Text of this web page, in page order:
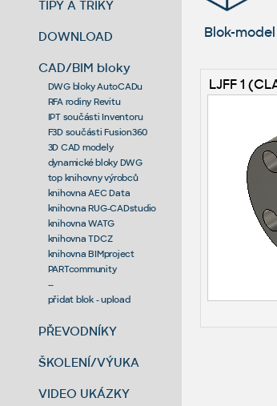
TIPY A TRIKY
DOWNLOAD
CAD/BIM bloky
DWG bloky AutoCADu
RFA rodiny Revitu
IPT součásti Inventoru
F3D součásti Fusion360
3D CAD modely
dynamické bloky DWG
top knihovny výrobců
knihovna AEC Data
knihovna RUG-CADstudio
knihovna WATG
knihovna TDCZ
knihovna BIMproject
PARTcommunity
--
přidat blok - upload
PŘEVODNÍKY
ŠKOLENÍ/VÝUKA
VIDEO UKÁZKY
Blok-
LJFF 1